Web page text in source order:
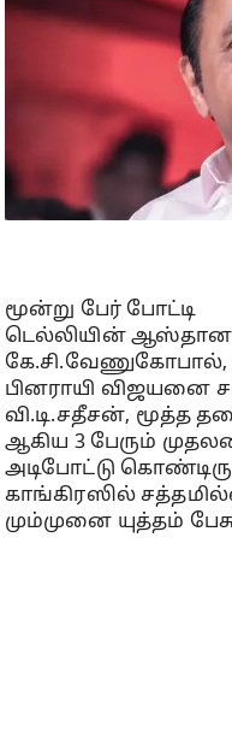
மூன்று பேர் போட்டி
டெல்லியின்
கே.சி.வேணுகோபால்,
பினராயி விஜயனை
வி.டி.சதீசன், மூத்த
ஆகிய 3 பேரும்
அடிபோட்டு
காங்கிரஸில்
மும்முனை யுத்தம்